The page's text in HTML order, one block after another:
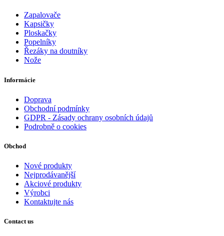
Zapalovače
Kapsičky
Ploskačky
Popelníky
Řezáky na doutníky
Nože
Informácie
Doprava
Obchodní podmínky
GDPR - Zásady ochrany osobních údajů
Podrobně o cookies
Obchod
Nové produkty
Nejprodávanější
Akciové produkty
Výrobci
Kontaktujte nás
Contact us